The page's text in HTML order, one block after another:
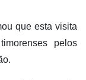
que esta visita
pelos